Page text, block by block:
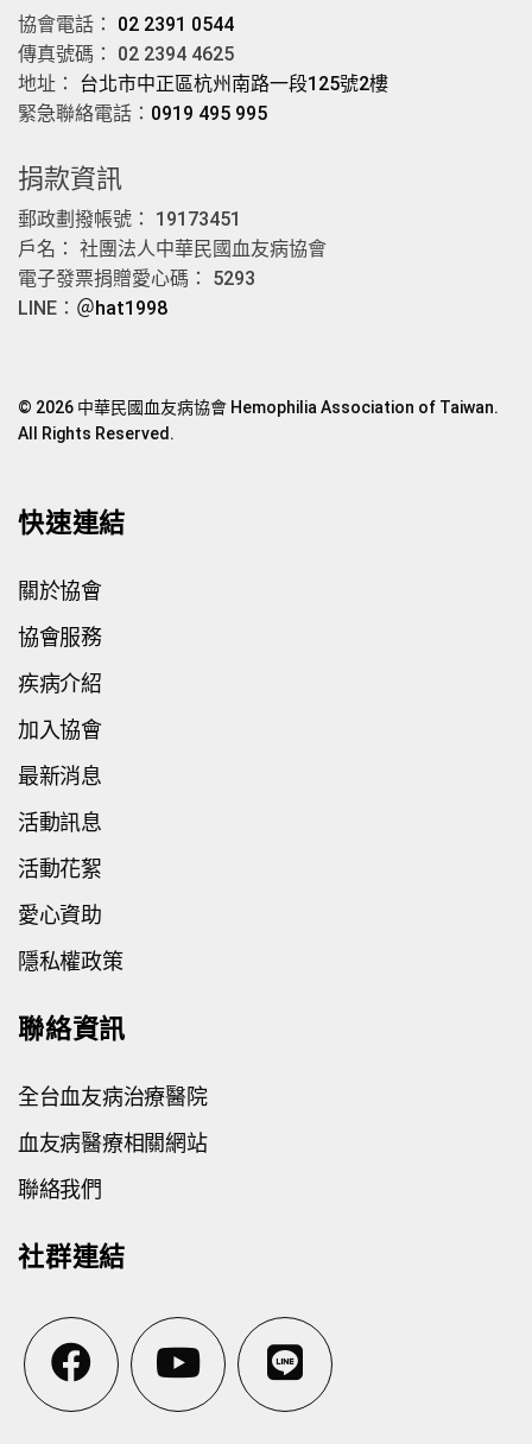
協會電話： 02 2391 0544
傳真號碼： 02 2394 4625
地址： 台北市中正區杭州南路一段125號2樓
緊急聯絡電話： 0919 495 995
捐款資訊
郵政劃撥帳號： 19173451
戶名： 社團法人中華民國血友病協會
電子發票捐贈愛心碼： 5293
LINE： ＠hat1998
© 2026 中華民國血友病協會 Hemophilia Association of Taiwan.
All Rights Reserved.
快速連結
關於協會
協會服務
疾病介紹
加入協會
最新消息
活動訊息
活動花絮
愛心資助
隱私權政策
聯絡資訊
全台血友病治療醫院
血友病醫療相關網站
聯絡我們
社群連結